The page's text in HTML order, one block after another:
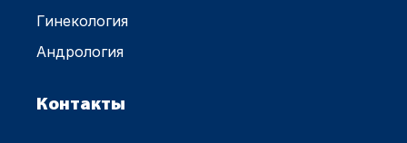
Гинекология
Андрология
Контакты